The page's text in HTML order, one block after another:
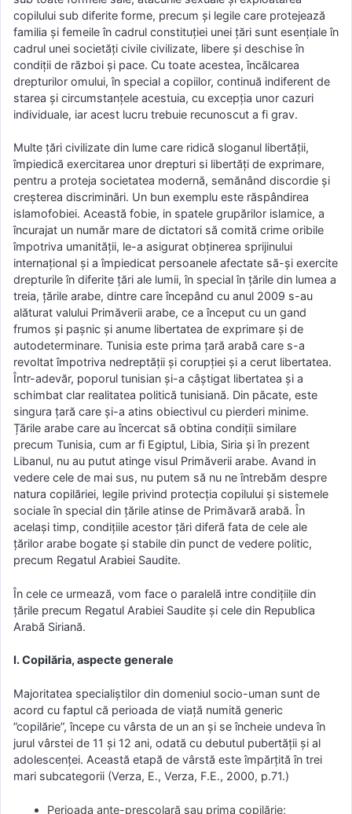
copilului sub diferite forme, precum și legile care protejează
familia și femeile în cadrul constituției unei țări sunt esențiale în
cadrul unei societăți civile civilizate, libere și deschise în
condiții de război și pace. Cu toate acestea, încălcarea
drepturilor omului, în special a copiilor, continuă indiferent de
starea și circumstanțele acestuia, cu excepția unor cazuri
individuale, iar acest lucru trebuie recunoscut a fi grav.
Multe țări civilizate din lume care ridică sloganul libertății,
împiedică exercitarea unor drepturi si libertăți de exprimare,
pentru a proteja societatea modernă, semănând discordie și
creșterea discriminări. Un bun exemplu este răspândirea
islamofobiei. Această fobie, in spatele grupărilor islamice, a
încurajat un număr mare de dictatori să comită crime oribile
împotriva umanității, le-a asigurat obținerea sprijinului
internațional și a împiedicat persoanele afectate să-și exercite
drepturile în diferite țări ale lumii, în special în țările din lumea a
treia, țările arabe, dintre care începând cu anul 2009 s-au
alăturat valului Primăverii arabe, ce a început cu un gand
frumos și pașnic şi anume libertatea de exprimare și de
autodeterminare. Tunisia este prima țară arabă care s-a
revoltat împotriva nedreptății și corupției și a cerut libertatea.
Într-adevăr, poporul tunisian și-a câștigat libertatea și a
schimbat clar realitatea politică tunisiană. Din păcate, este
singura țară care și-a atins obiectivul cu pierderi minime.
Țările arabe care au încercat să obtina condiții similare
precum Tunisia, cum ar fi Egiptul, Libia, Siria și în prezent
Libanul, nu au putut atinge visul Primăverii arabe. Avand in
vedere cele de mai sus, nu putem să nu ne întrebăm despre
natura copilăriei, legile privind protecția copilului și sistemele
sociale în special din țările atinse de Primăvară arabă. În
același timp, condițiile acestor țări diferă fata de cele ale
țărilor arabe bogate și stabile din punct de vedere politic,
precum Regatul Arabiei Saudite.
În cele ce urmează, vom face o paralelă intre condițiile din
ţările precum Regatul Arabiei Saudite şi cele din Republica
Arabă Siriană.
I. Copilăria, aspecte generale
Majoritatea specialiștilor din domeniul socio-uman sunt de
acord cu faptul că perioada de viață numită generic
”copilărie”, începe cu vârsta de un an și se încheie undeva în
jurul vârstei de 11 și 12 ani, odată cu debutul pubertății și al
adolescenței. Această etapă de vârstă este împărțită în trei
mari subcategorii (Verza, E., Verza, F.E., 2000, p.71.)
Perioada ante-preșcolară sau prima copilărie;